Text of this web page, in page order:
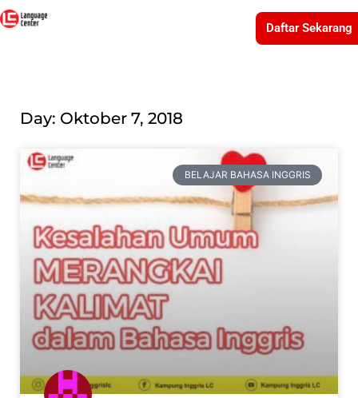
Daftar Sekarang
Day: Oktober 7, 2018
BELAJAR BAHASA INGGRIS